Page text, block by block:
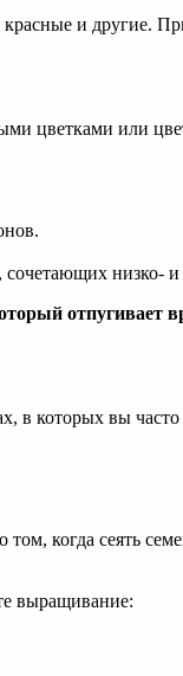
и другие.
цветками или
сочетающих низко-
отпугивает
в которых вы
когда сеять
выращивание: